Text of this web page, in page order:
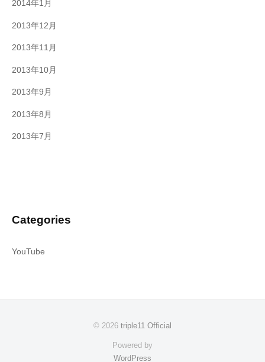
2014年1月
2013年12月
2013年11月
2013年10月
2013年9月
2013年8月
2013年7月
Categories
YouTube
© 2026 triple11 Official
Powered by
WordPress